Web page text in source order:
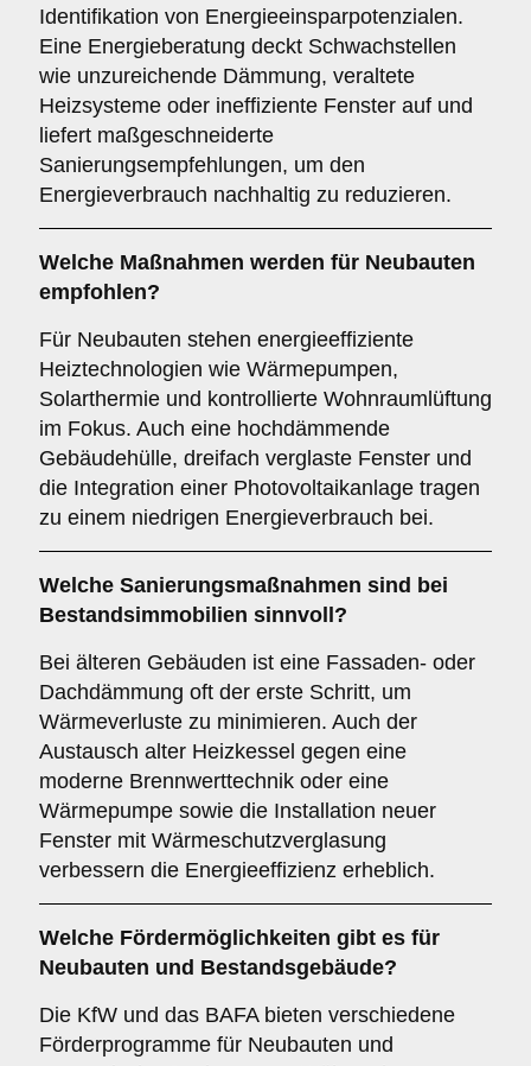
Identifikation von Energieeinsparpotenzialen.
Eine Energieberatung deckt Schwachstellen
wie unzureichende Dämmung, veraltete
Heizsysteme oder ineffiziente Fenster auf und
liefert maßgeschneiderte
Sanierungsempfehlungen, um den
Energieverbrauch nachhaltig zu reduzieren.
Welche Maßnahmen werden für Neubauten
empfohlen?
Für Neubauten stehen energieeffiziente
Heiztechnologien wie Wärmepumpen,
Solarthermie und kontrollierte Wohnraumlüftung
im Fokus. Auch eine hochdämmende
Gebäudehülle, dreifach verglaste Fenster und
die Integration einer Photovoltaikanlage tragen
zu einem niedrigen Energieverbrauch bei.
Welche Sanierungsmaßnahmen sind bei
Bestandsimmobilien sinnvoll?
Bei älteren Gebäuden ist eine Fassaden- oder
Dachdämmung oft der erste Schritt, um
Wärmeverluste zu minimieren. Auch der
Austausch alter Heizkessel gegen eine
moderne Brennwerttechnik oder eine
Wärmepumpe sowie die Installation neuer
Fenster mit Wärmeschutzverglasung
verbessern die Energieeffizienz erheblich.
Welche Fördermöglichkeiten gibt es für
Neubauten und Bestandsgebäude?
Die KfW und das BAFA bieten verschiedene
Förderprogramme für Neubauten und